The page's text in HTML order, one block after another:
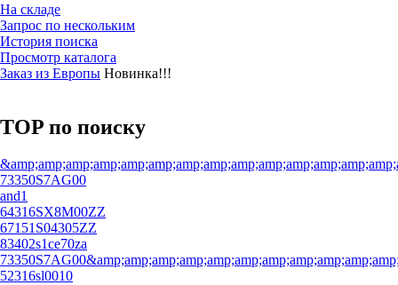
На складе
Запрос по нескольким
История поиска
Просмотр каталога
Заказ из Европы Новинка!!!
TOP по поиску
73350S7AG00
and1
64316SX8M00ZZ
67151S04305ZZ
83402s1ce70za
52316sl0010